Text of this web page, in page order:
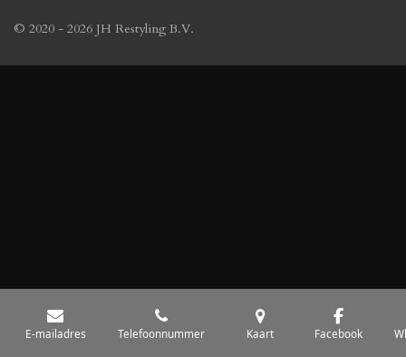
© 2020 - 2026 JH Restyling B.V.
E-mailadres Telefoonnummer Kaart Facebook